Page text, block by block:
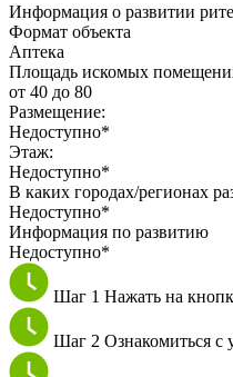
Информация о развитии
Формат объекта
Аптека
Площадь искомых
от 40 до 80
Размещение:
Недоступно*
Этаж:
Недоступно*
В каких городах/регионах
Недоступно*
Информация по развитию
Недоступно*
Шаг 1 Нажать на
Шаг 2 Ознакомиться с